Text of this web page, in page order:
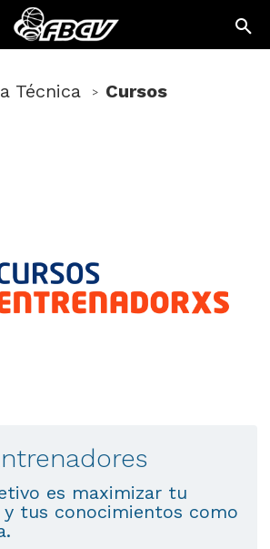
Técnica > Cursos
es maximizar tu
y tus conocimientos como